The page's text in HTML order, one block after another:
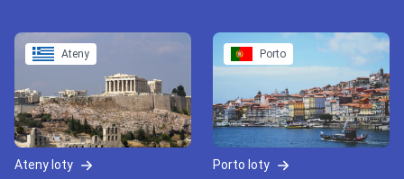
Ateny
Ateny loty
Porto
Porto loty